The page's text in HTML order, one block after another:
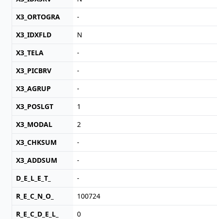
X3_ORTOGRA
-
X3_IDXFLD
N
X3_TELA
-
X3_PICBRV
-
X3_AGRUP
-
X3_POSLGT
1
X3_MODAL
2
X3_CHKSUM
-
X3_ADDSUM
-
D_E_L_E_T_
-
R_E_C_N_O_
100724
R_E_C_D_E_L_
0